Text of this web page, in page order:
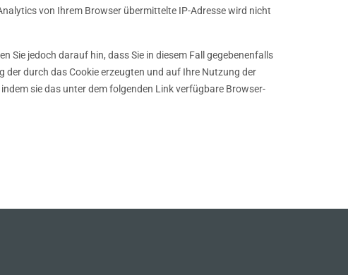
von Ihrem Browser übermittelte IP-Adresse wird nicht
Sie jedoch darauf hin, dass Sie in diesem Fall gegebenenfalls
durch das Cookie erzeugten und auf Ihre Nutzung der
sie das unter dem folgenden Link verfügbare Browser-